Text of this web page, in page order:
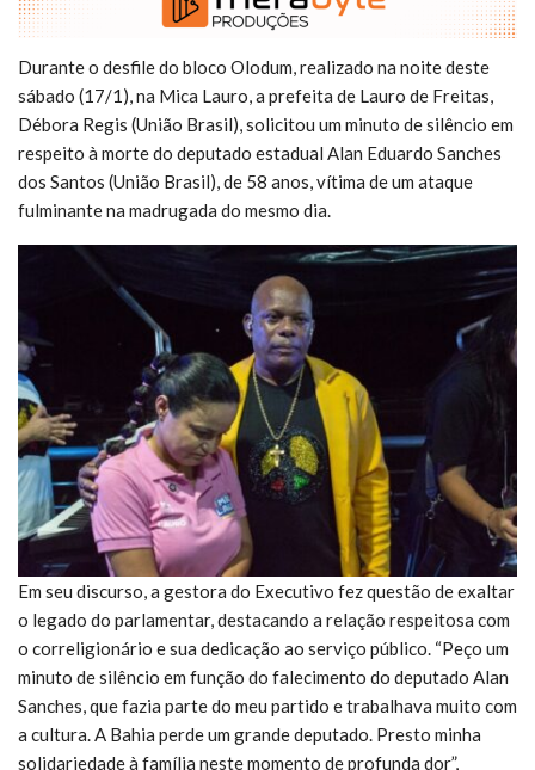
Durante o desfile do bloco Olodum, realizado na noite deste
sábado (17/1), na Mica Lauro, a prefeita de Lauro de Freitas,
Débora Regis (União Brasil), solicitou um minuto de silêncio em
respeito à morte do deputado estadual Alan Eduardo Sanches
dos Santos (União Brasil), de 58 anos, vítima de um ataque
fulminante na madrugada do mesmo dia.
Em seu discurso, a gestora do Executivo fez questão de exaltar
o legado do parlamentar, destacando a relação respeitosa com
o correligionário e sua dedicação ao serviço público. “Peço um
minuto de silêncio em função do falecimento do deputado Alan
Sanches, que fazia parte do meu partido e trabalhava muito com
a cultura. A Bahia perde um grande deputado. Presto minha
solidariedade à família neste momento de profunda dor”,